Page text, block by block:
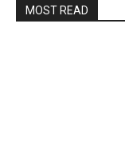
MOST READ